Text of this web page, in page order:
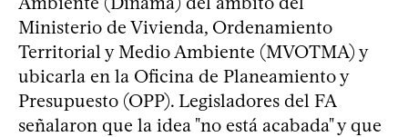
Ministerio de Vivienda, Ordenamiento
Territorial y Medio Ambiente (MVOTMA) y
ubicarla en la Oficina de Planeamiento y
Presupuesto (OPP). Legisladores del FA
señalaron que la idea "no está acabada" y que